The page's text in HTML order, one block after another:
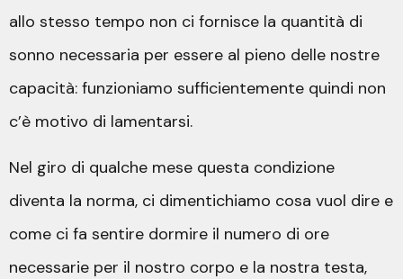
allo stesso tempo non ci fornisce la quantità di
sonno necessaria per essere al pieno delle nostre
capacità: funzioniamo sufficientemente quindi non
c’è motivo di lamentarsi.
Nel giro di qualche mese questa condizione
diventa la norma, ci dimentichiamo cosa vuol dire e
come ci fa sentire dormire il numero di ore
necessarie per il nostro corpo e la nostra testa,